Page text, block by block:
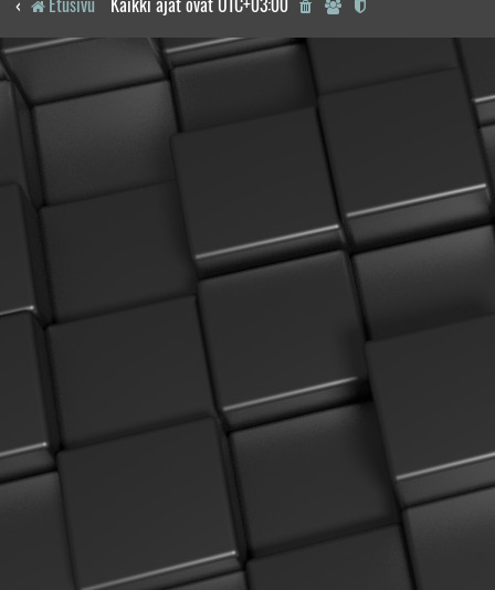
Etusivu Kaikki ajat ovat UTC+03:00